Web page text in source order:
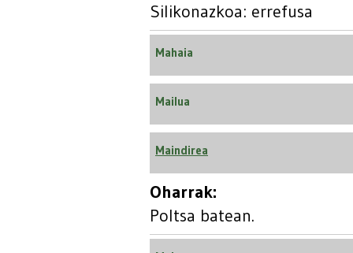
Silikonazkoa: errefusa
Mahaia
Mailua
Maindirea
Oharrak:
Poltsa batean.